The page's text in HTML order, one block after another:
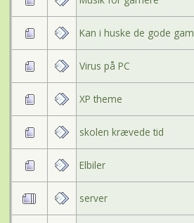
Kan i huske de gode
Virus på PC
XP theme
skolen krævede tid
Elbiler
server